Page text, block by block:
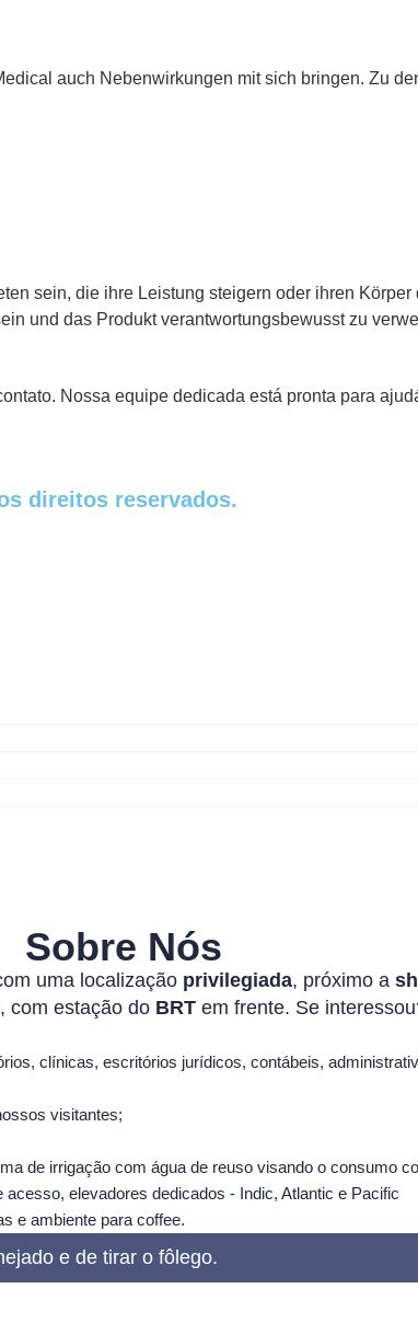
auch Nebenwirkungen mit sich bringen. Zu
sein, die ihre Leistung steigern oder ihren
und das Produkt verantwortungsbewusst zu
Nossa equipe dedicada está pronta para
direitos reservados.
Sobre Nós
uma localização privilegiada, próximo a
, com estação do BRT em frente. Se
clínicas, escritórios jurídicos, contábeis,
visitantes;
de irrigação com água de reuso visando o consumo
elevadores dedicados - Indic, Atlantic e Pacific
e ambiente para coffee.
e de tirar o fôlego.